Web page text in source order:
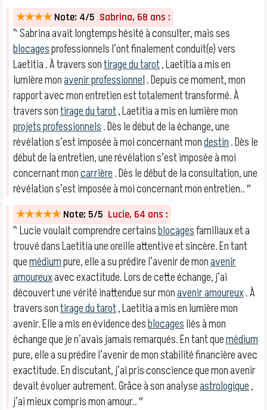
★★★★ Note: 4/5 Sabrina, 68 ans :
‶ Sabrina avait longtemps hésité à consulter, mais ses
blocagesprofessionnels l’ont finalement conduit(e) vers
Laetitia . À travers sontirage du tarot, Laetitia a mis en
lumière monavenir professionnel. Depuis ce moment, mon
rapport avec mon entretien est totalement transformé. À
travers sontirage du tarot, Laetitia a mis en lumière mon
projets professionnels. Dès le début de la échange, une
révélation s’est imposée à moi concernant mondestin. Dès le
début de la entretien, une révélation s’est imposée à moi
concernant moncarrière. Dès le début de la consultation, une
révélation s’est imposée à moi concernant mon entretien.. ″
★★★★★ Note: 5/5 Lucie, 64 ans :
‶ Lucie voulait comprendre certainsblocagesfamiliaux et a
trouvé dans Laetitia une oreille attentive et sincère. En tant
quemédiumpure, elle a su prédire l’avenir de monavenir
amoureuxavec exactitude. Lors de cette échange, j’ai
découvert une vérité inattendue sur monavenir amoureux. À
travers sontirage du tarot, Laetitia a mis en lumière mon
avenir. Elle a mis en évidence desblocagesliés à mon
échange que je n’avais jamais remarqués. En tant quemédium
pure, elle a su prédire l’avenir de mon stabilité financière avec
exactitude. En discutant, j’ai pris conscience que mon avenir
devait évoluer autrement. Grâce à son analyseastrologique,
j’ai mieux compris mon amour.. ″